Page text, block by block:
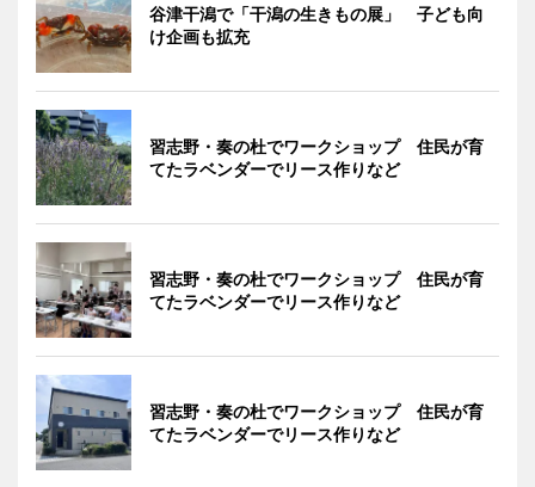
谷津干潟で「干潟の生きもの展」 子ども向
け企画も拡充
習志野・奏の杜でワークショップ 住民が育
てたラベンダーでリース作りなど
習志野・奏の杜でワークショップ 住民が育
てたラベンダーでリース作りなど
習志野・奏の杜でワークショップ 住民が育
てたラベンダーでリース作りなど